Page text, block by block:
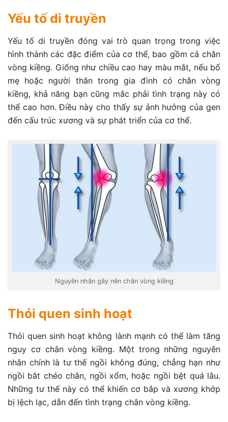
Yếu tố di truyền
Yếu tố di truyền đóng vai trò quan trọng trong việc
hình thành các đặc điểm của cơ thể, bao gồm cả chân
vòng kiềng. Giống như chiều cao hay màu mắt, nếu bố
mẹ hoặc người thân trong gia đình có chân vòng
kiềng, khả năng bạn cũng mắc phải tình trạng này có
thể cao hơn. Điều này cho thấy sự ảnh hưởng của gen
đến cấu trúc xương và sự phát triển của cơ thể.
Nguyên nhân gây nên chân vòng kiềng
Thói quen sinh hoạt
Thói quen sinh hoạt không lành mạnh có thể làm tăng
nguy cơ chân vòng kiềng. Một trong những nguyên
nhân chính là tư thế ngồi không đúng, chẳng hạn như
ngồi bắt chéo chân, ngồi xổm, hoặc ngồi bệt quá lâu.
Những tư thế này có thể khiến cơ bắp và xương khớp
bị lệch lạc, dẫn đến tình trạng chân vòng kiềng.